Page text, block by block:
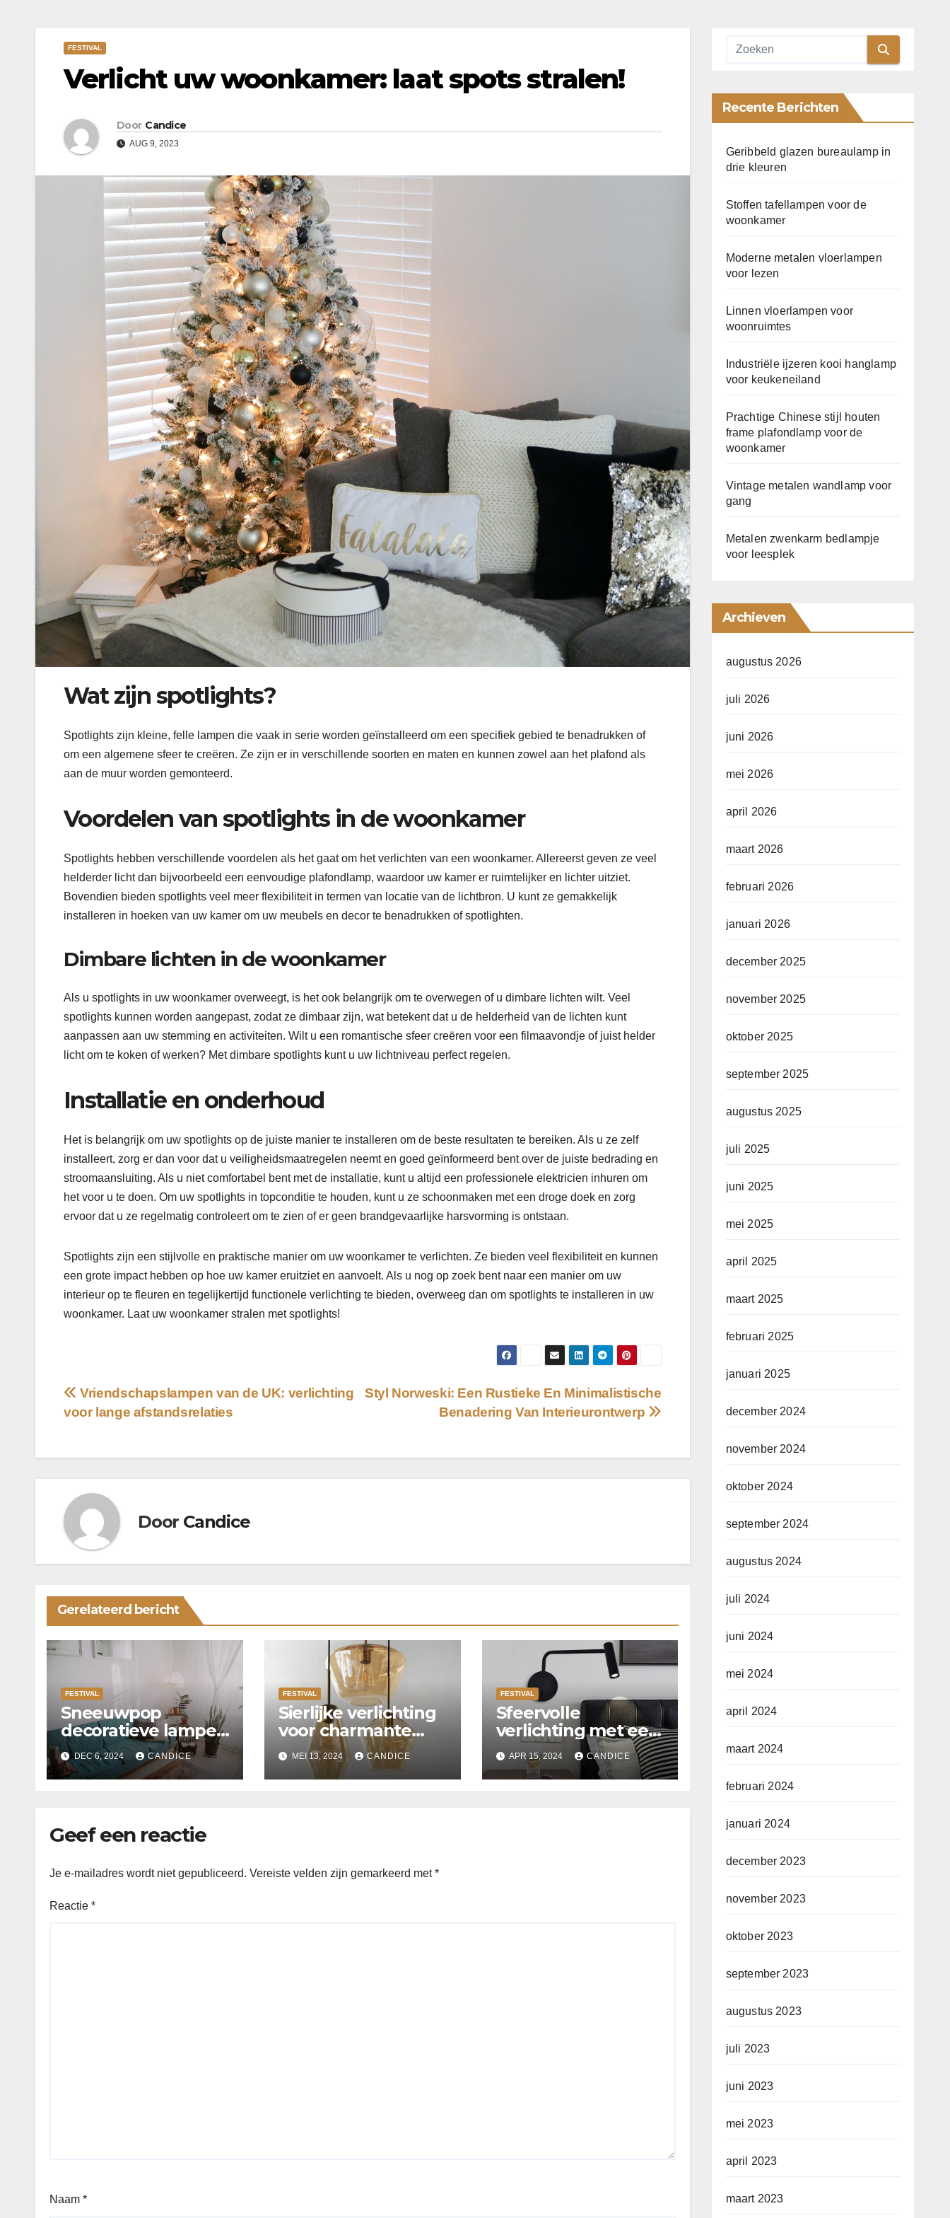
FESTIVAL
Verlicht uw woonkamer: laat spots stralen!
Door Candice
AUG 9, 2023
Wat zijn spotlights?
Spotlights zijn kleine, felle lampen die vaak in serie worden geïnstalleerd om een specifiek gebied te benadrukken of
om een algemene sfeer te creëren. Ze zijn er in verschillende soorten en maten en kunnen zowel aan het plafond als
aan de muur worden gemonteerd.
Voordelen van spotlights in de woonkamer
Spotlights hebben verschillende voordelen als het gaat om het verlichten van een woonkamer. Allereerst geven ze veel
helderder licht dan bijvoorbeeld een eenvoudige plafondlamp, waardoor uw kamer er ruimtelijker en lichter uitziet.
Bovendien bieden spotlights veel meer flexibiliteit in termen van locatie van de lichtbron. U kunt ze gemakkelijk
installeren in hoeken van uw kamer om uw meubels en decor te benadrukken of spotlighten.
Dimbare lichten in de woonkamer
Als u spotlights in uw woonkamer overweegt, is het ook belangrijk om te overwegen of u dimbare lichten wilt. Veel
spotlights kunnen worden aangepast, zodat ze dimbaar zijn, wat betekent dat u de helderheid van de lichten kunt
aanpassen aan uw stemming en activiteiten. Wilt u een romantische sfeer creëren voor een filmaavondje of juist helder
licht om te koken of werken? Met dimbare spotlights kunt u uw lichtniveau perfect regelen.
Installatie en onderhoud
Het is belangrijk om uw spotlights op de juiste manier te installeren om de beste resultaten te bereiken. Als u ze zelf
installeert, zorg er dan voor dat u veiligheidsmaatregelen neemt en goed geïnformeerd bent over de juiste bedrading en
stroomaansluiting. Als u niet comfortabel bent met de installatie, kunt u altijd een professionele elektricien inhuren om
het voor u te doen. Om uw spotlights in topconditie te houden, kunt u ze schoonmaken met een droge doek en zorg
ervoor dat u ze regelmatig controleert om te zien of er geen brandgevaarlijke harsvorming is ontstaan.
Spotlights zijn een stijlvolle en praktische manier om uw woonkamer te verlichten. Ze bieden veel flexibiliteit en kunnen
een grote impact hebben op hoe uw kamer eruitziet en aanvoelt. Als u nog op zoek bent naar een manier om uw
interieur op te fleuren en tegelijkertijd functionele verlichting te bieden, overweeg dan om spotlights te installeren in uw
woonkamer. Laat uw woonkamer stralen met spotlights!
Bericht
navigatie
Styl Norweski: Een Rustieke En Minimalistische
Benadering Van Interieurontwerp
Vriendschapslampen van de UK: verlichting
voor lange afstandsrelaties
Door Candice
Gerelateerd bericht
FESTIVAL
Sneeuwpop
decoratieve lampen
perfect voor Kerst
DEC 6, 2024 CANDICE
FESTIVAL
Sierlijke verlichting
voor charmante
binnenplaats
MEI 13, 2024 CANDICE
FESTIVAL
Sfeervolle
verlichting met een
verlaagd plafond
met Suspended
ceiling light.
APR 15, 2024 CANDICE
Geef een reactie
Je e-mailadres wordt niet gepubliceerd. Vereiste velden zijn gemarkeerd met*
Reactie *
Naam *
Recente Berichten
Geribbeld glazen bureaulamp in
drie kleuren
Stoffen tafellampen voor de
woonkamer
Moderne metalen vloerlampen
voor lezen
Linnen vloerlampen voor
woonruimtes
Industriële ijzeren kooi hanglamp
voor keukeneiland
Prachtige Chinese stijl houten
frame plafondlamp voor de
woonkamer
Vintage metalen wandlamp voor
gang
Metalen zwenkarm bedlampje
voor leesplek
Archieven
augustus 2026
juli 2026
juni 2026
mei 2026
april 2026
maart 2026
februari 2026
januari 2026
december 2025
november 2025
oktober 2025
september 2025
augustus 2025
juli 2025
juni 2025
mei 2025
april 2025
maart 2025
februari 2025
januari 2025
december 2024
november 2024
oktober 2024
september 2024
augustus 2024
juli 2024
juni 2024
mei 2024
april 2024
maart 2024
februari 2024
januari 2024
december 2023
november 2023
oktober 2023
september 2023
augustus 2023
juli 2023
juni 2023
mei 2023
april 2023
maart 2023